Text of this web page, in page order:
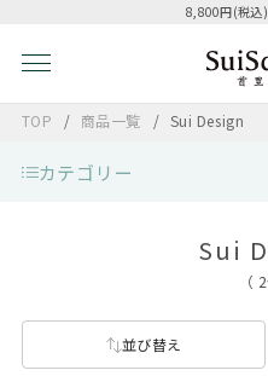
8,800円(税込
TOP 商品一覧 Sui Design
カテゴリー
Sui
（
並び替え